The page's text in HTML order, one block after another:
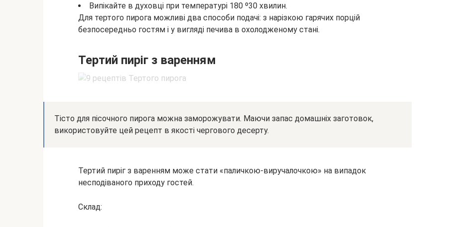
Випікайте в духовці при температурі 180 º30 хвилин.
Для тертого пирога можливі два способи подачі: з нарізкою гарячих порцій
безпосередньо гостям і у вигляді печива в охолодженому стані.
Тертий пиріг з варенням
Тісто для пісочного пирога можна заморожувати. Маючи запас домашніх заготовок,
використовуйте цей рецепт в якості чергового десерту.
Тертий пиріг з варенням може стати «паличкою-виручалочкою» на випадок
несподіваного приходу гостей.
Склад: